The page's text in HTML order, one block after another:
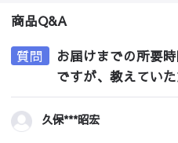
商品Q&A
質問
お届けまでの所要
ですが、教えてい
久保***昭宏